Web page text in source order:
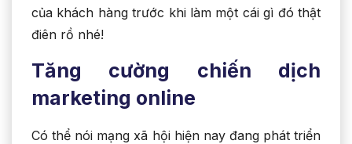
của khách hàng trước khi làm một cái gì đó thật
điên rồ nhé!
Tăng cường chiến dịch
marketing online
Có thể nói mạng xã hội hiện nay đang phát triển